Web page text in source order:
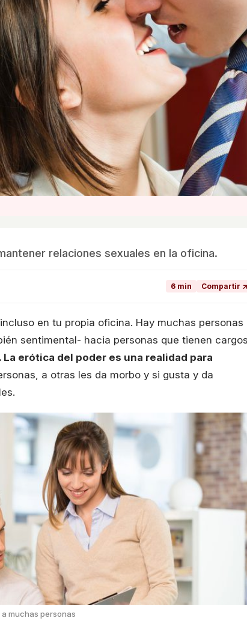
relaciones sexuales en la oficina.
6 min Compartir ↗
en tu propia oficina. Hay muchas personas
sentimental- hacia personas que tienen
. La erótica del poder es una realidad para
a otras les da morbo y si gusta y da
a muchas personas